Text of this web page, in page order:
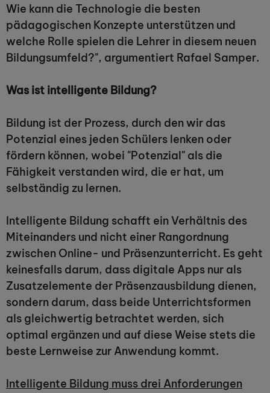
Wie kann die Technologie die besten
pädagogischen Konzepte unterstützen und
welche Rolle spielen die Lehrer in diesem neuen
Bildungsumfeld?", argumentiert Rafael Samper.
Was ist intelligente Bildung?
Bildung ist der Prozess, durch den wir das
Potenzial eines jeden Schülers lenken oder
fördern können, wobei "Potenzial" als die
Fähigkeit verstanden wird, die er hat, um
selbständig zu lernen.
Intelligente Bildung schafft ein Verhältnis des
Miteinanders und nicht einer Rangordnung
zwischen Online- und Präsenzunterricht. Es geht
keinesfalls darum, dass digitale Apps nur als
Zusatzelemente der Präsenzausbildung dienen,
sondern darum, dass beide Unterrichtsformen
als gleichwertig betrachtet werden, sich
optimal ergänzen und auf diese Weise stets die
beste Lernweise zur Anwendung kommt.
Intelligente Bildung muss drei Anforderungen